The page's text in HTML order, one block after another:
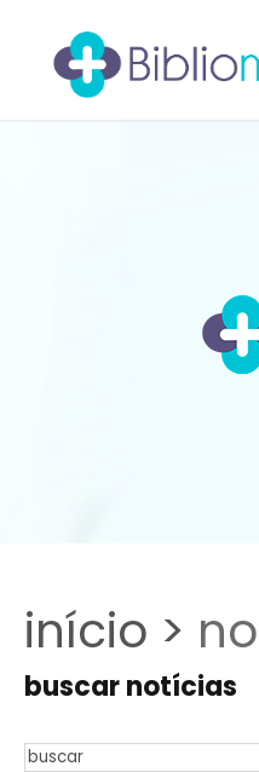
início >
buscar notícias